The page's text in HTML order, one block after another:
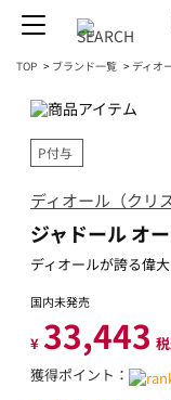
TOP > ブランド一覧 > ディオ
P付与
ディオール（クリ
ジャドール オ
ディオールが誇る偉
国内未発売
¥ 33,443
獲得ポイント：